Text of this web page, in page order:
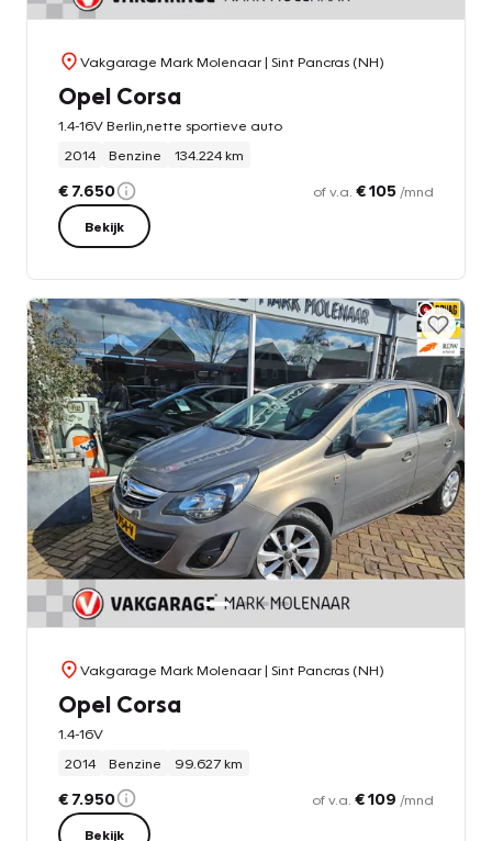
Vakgarage Mark Molenaar| Sint Pancras (NH)
Opel Corsa
1.4-16V Berlin,nette sportieve auto
2014
Benzine 134.224 km
€ 7.650 of v.a. € 105 /mnd
Bekijk
Vakgarage Mark Molenaar| Sint Pancras (NH)
Opel Corsa
1.4-16V
2014
Benzine 99.627 km
€ 7.950 of v.a. € 109 /mnd
Bekijk